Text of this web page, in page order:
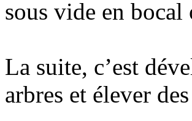
sous vide en
La suite, c’est
arbres et élever